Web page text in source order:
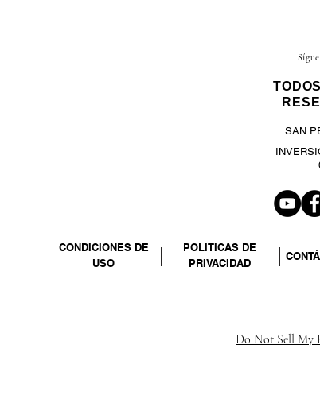
SAN
CONDICIONES DE
USO
POLITICAS DE
PRIVACIDAD
Do Not Sell My